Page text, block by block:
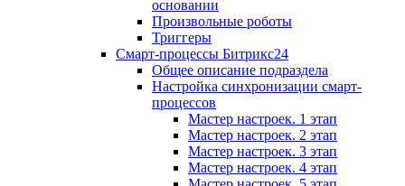
основании
Произвольные роботы
Триггеры
Смарт-процессы Битрикс24
Общее описание подраздела
Настройка синхронизации смарт-
процессов
Мастер настроек. 1 этап
Мастер настроек. 2 этап
Мастер настроек. 3 этап
Мастер настроек. 4 этап